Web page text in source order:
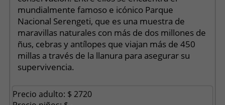
mundialmente famoso e icónico Parque
Nacional Serengeti, que es una muestra de
maravillas naturales con más de dos millones de
ñus, cebras y antílopes que viajan más de 450
millas a través de la llanura para asegurar su
supervivencia.
Precio adulto: $ 2720